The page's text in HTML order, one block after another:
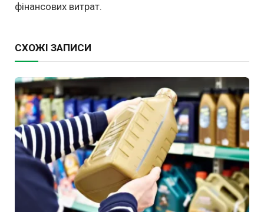
фінансових витрат.
СХОЖІ ЗАПИСИ